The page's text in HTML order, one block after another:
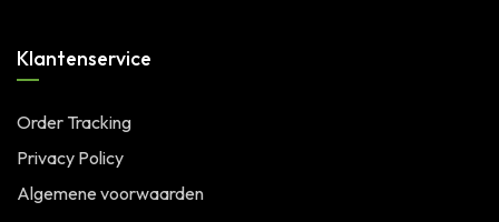
Klantenservice
Order Tracking
Privacy Policy
Algemene voorwaarden